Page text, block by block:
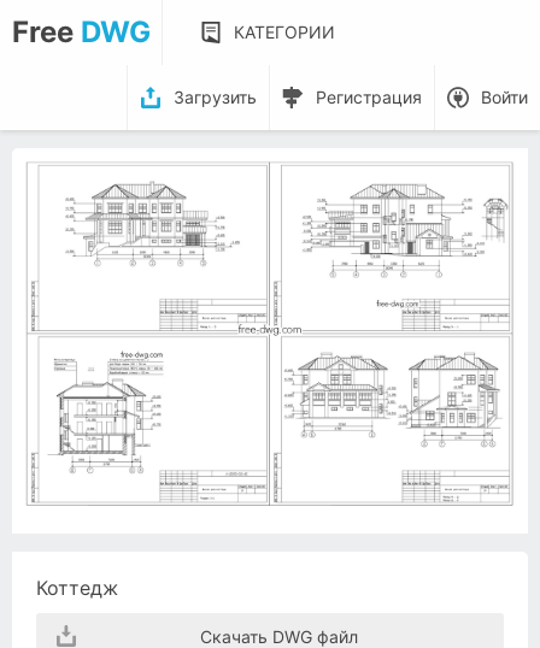
Free DWG КАТЕГОРИИ
Загрузить Регистрация Войти
Коттедж
Скачать DWG файл